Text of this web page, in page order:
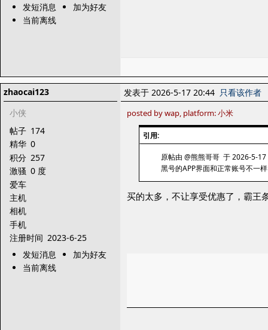
发短消息
加为好友
当前离线
zhaocai123
小侠
帖子 174
精华 0
积分 257
激骚 0 度
爱车
主机
相机
手机
注册时间 2023-6-25
发短消息
加为好友
当前离线
发表于 2026-5-17 20:44 只看该作者
posted by wap, platform: 小米
引用:
原帖由 @熊熊哥哥 于 2026-5-
黑号的APP界面和正常账号不一
买的太多，不让享受优惠了，霸王